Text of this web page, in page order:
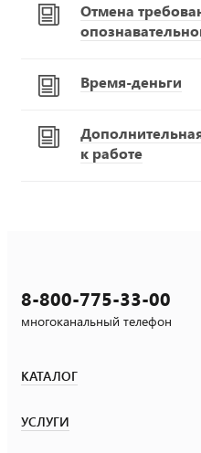
Отмена
Время-деньги
к работе
8-800-775-33-00
многоканальный телефон
КАТАЛОГ
УСЛУГИ